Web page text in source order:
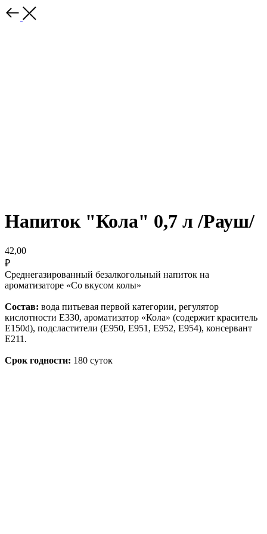
Напиток "Кола" 0,7 л /Рауш/
42,00
₽
Среднегазированный безалкогольный напиток на
ароматизаторе «Со вкусом колы»
Состав: вода питьевая первой категории, регулятор
кислотности Е330, ароматизатор «Кола» (содержит краситель
Е150d), подсластители (Е950, Е951, Е952, Е954), консервант
Е211.
Срок годности: 180 суток